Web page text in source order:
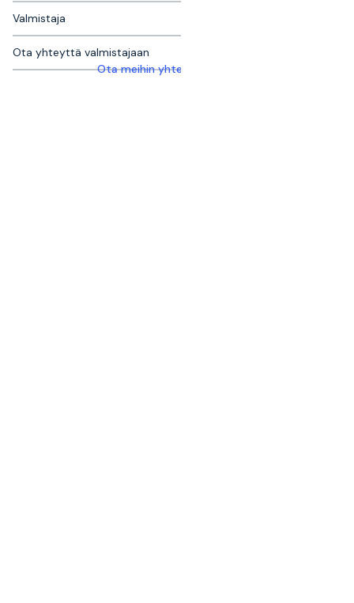
Valmistaja
Ota yhteyttä valmistajaan
Ota meihin yhteyttä saadaksesi lisätietoja